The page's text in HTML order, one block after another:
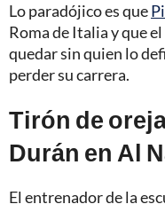
Lo paradójico es que
Roma de Italia y que
quedar sin quien lo
perder su carrera.
Tirón de
Durán en Al
El entrenador de la